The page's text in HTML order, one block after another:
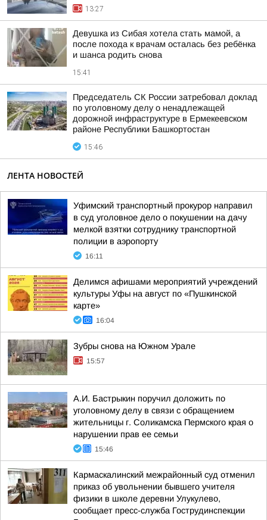
13:27
Девушка из Сибая хотела стать мамой, а
после похода к врачам осталась без ребёнка
и шанса родить снова
15:41
Председатель СК России затребовал доклад
по уголовному делу о ненадлежащей
дорожной инфраструктуре в Ермекеевском
районе Республики Башкортостан
15:46
ЛЕНТА НОВОСТЕЙ
Уфимский транспортный прокурор направил
в суд уголовное дело о покушении на дачу
мелкой взятки сотруднику транспортной
полиции в аэропорту
16:11
Делимся афишами мероприятий учреждений
культуры Уфы на август по «Пушкинской
карте»
16:04
Зубры снова на Южном Урале
15:57
А.И. Бастрыкин поручил доложить по
уголовному делу в связи с обращением
жительницы г. Соликамска Пермского края о
нарушении прав ее семьи
15:46
Кармаскалинский межрайонный суд отменил
приказ об увольнении бывшего учителя
физики в школе деревни Улукулево,
сообщает пресс-служба Гострудинспекции